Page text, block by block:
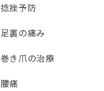
捻挫予防
足裏の痛み
巻き爪の治療
腰痛